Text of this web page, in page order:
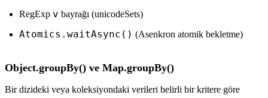
RegExp v bayrağı (unicodeSets)
Atomics.waitAsync() (Asenkron atomik bekletme)
Object.groupBy() ve Map.groupBy()
Bir dizideki veya koleksiyondaki verileri belirli bir kritere göre